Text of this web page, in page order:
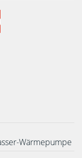
Wärmepumpe